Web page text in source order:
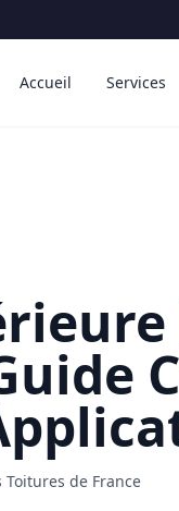
Accueil Services
Toitures de France